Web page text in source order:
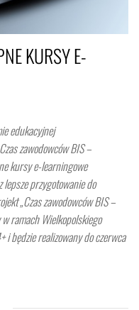
KURSY E-
edukacyjnej
zawodowców BIS –
kursy e-learningowe
przygotowanie do
„Czas zawodowców BIS –
ramach Wielkopolskiego
będzie realizowany do czerwca